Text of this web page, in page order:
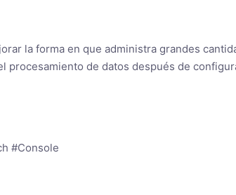
la forma en que administra grandes
de datos después de
#Console